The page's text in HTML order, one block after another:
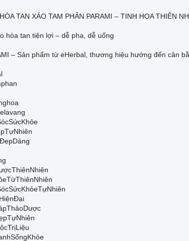
TAN XÁO TAM PHÂN PARAMI – TINH HOA THIÊN
hòa tan tiện lợi – dễ pha, dễ uống
– Sản phẩm từ eHerbal, thương hiệu hướng đến cân